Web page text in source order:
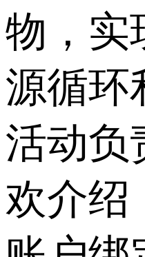
物，实
源循环
活动负
欢介绍